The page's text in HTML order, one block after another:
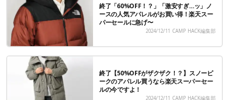
終了「60%OFF！？」「激安すぎ…ッ」ノ
ースの人気アパレルがお買い得！楽天スー
パーセールに急げ〜
2024/12/11 CAMP HACK編集部
終了【50%OFFがザクザク！？】スノーピ
ークのアパレル買うなら楽天スーパーセー
ルの今ですよ！
2024/12/11 CAMP HACK編集部